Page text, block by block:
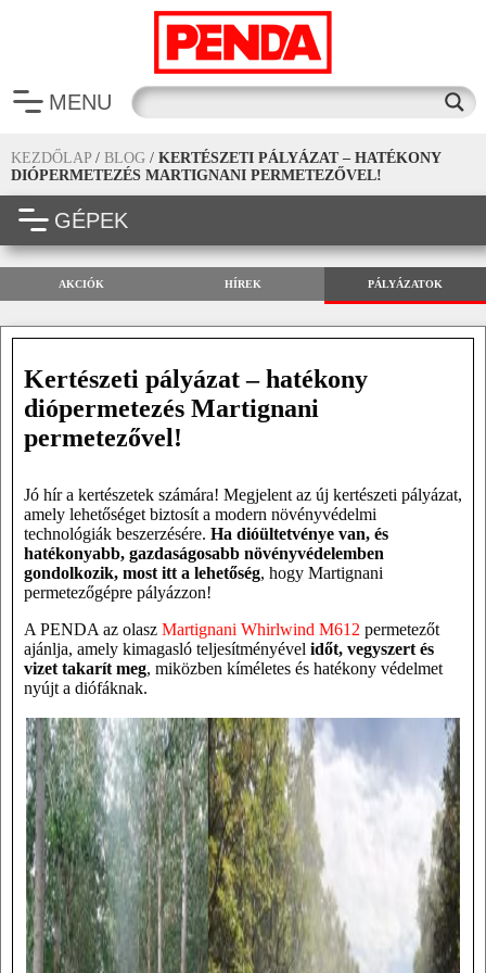
MENU
KEZDŐLAP / BLOG / KERTÉSZETI PÁLYÁZAT – HATÉKONY
DIÓPERMETEZÉS MARTIGNANI PERMETEZŐVEL!
GÉPEK
AKCIÓK HÍREK PÁLYÁZATOK
Kertészeti pályázat – hatékony
diópermetezés Martignani
permetezővel!
Jó hír a kertészetek számára! Megjelent az új kertészeti pályázat,
amely lehetőséget biztosít a modern növényvédelmi
technológiák beszerzésére. Ha dióültetvénye van, és
hatékonyabb, gazdaságosabb növényvédelemben
gondolkozik, most itt a lehetőség, hogy Martignani
permetezőgépre pályázzon!
A PENDA az olasz Martignani Whirlwind M612 permetezőt
ajánlja, amely kimagasló teljesítményével időt, vegyszert és
vizet takarít meg, miközben kíméletes és hatékony védelmet
nyújt a diófáknak.